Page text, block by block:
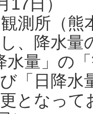
測所（熊
、降水
水量」の
「日降
となっ